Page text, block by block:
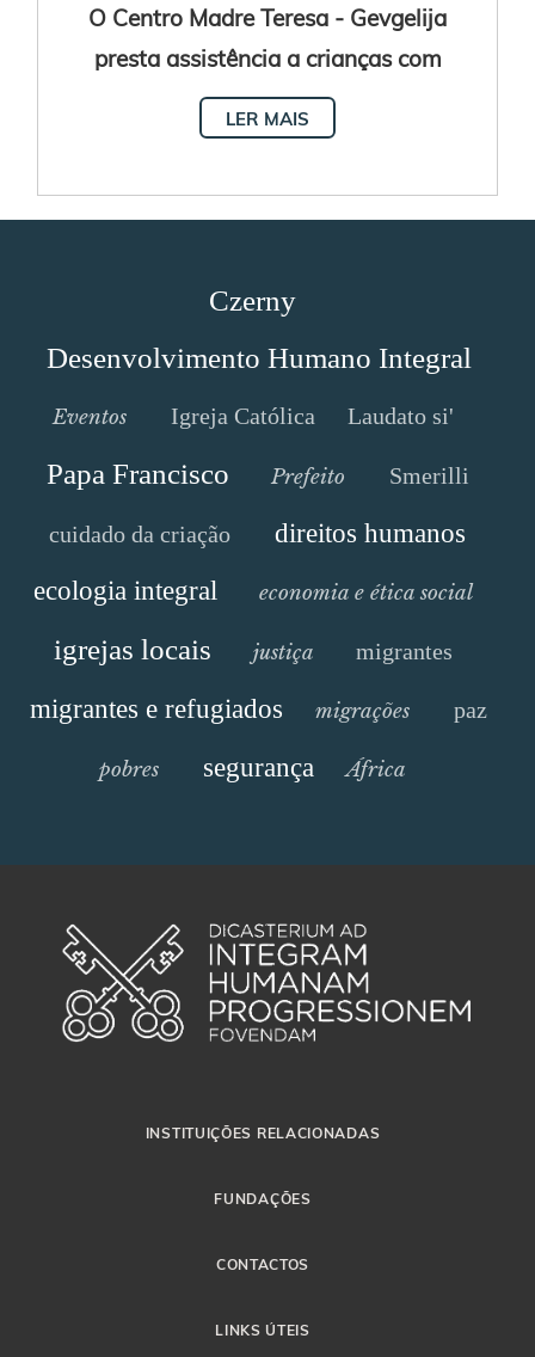
O Centro Madre Teresa - Gevgelija
presta assistência a crianças com
deficiências
LER MAIS
Czerny
Desenvolvimento Humano Integral
Eventos Igreja Católica Laudato si'
Papa Francisco Prefeito Smerilli
cuidado da criação
direitos humanos
ecologia integral
economia e ética social
igrejas locais justiça migrantes
migrantes e refugiados migrações paz
pobres segurança África
INSTITUIÇÕES RELACIONADAS
FUNDAÇÕES
CONTACTOS
LINKS ÚTEIS